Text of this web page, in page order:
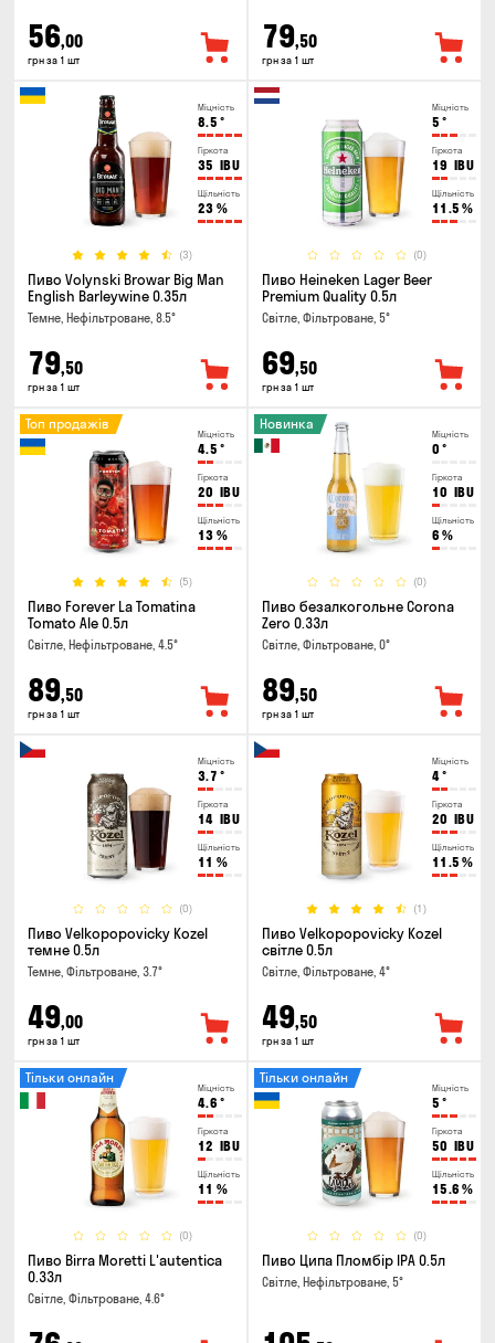
56,00
грн за 1 шт
79,50
грн за 1 шт
Міцність
8.5 °
Гіркота
35 IBU
Щільність
23 %
(3)
Пиво Volynski Browar Big Man
English Barleywine 0.35л
Темне, Нефільтроване, 8.5°
79,50
грн за 1 шт
Міцність
5 °
Гіркота
19 IBU
Щільність
11.5 %
(0)
Пиво Heineken Lager Beer
Premium Quality 0.5л
Світле, Фільтроване, 5°
69,50
грн за 1 шт
Міцність
4.5 °
Гіркота
20 IBU
Щільність
13 %
(5)
Топ продажів
Пиво Forever La Tomatina
Tomato Ale 0.5л
Світле, Нефільтроване, 4.5°
89,50
грн за 1 шт
Міцність
0 °
Гіркота
10 IBU
Щільність
6 %
(0)
Новинка
Пиво безалкогольне Corona
Zero 0.33л
Світле, Фільтроване, 0°
89,50
грн за 1 шт
Міцність
3.7 °
Гіркота
14 IBU
Щільність
11 %
(0)
Пиво Velkopopovicky Kozel
темне 0.5л
Темне, Фільтроване, 3.7°
49,00
грн за 1 шт
Міцність
4°
Гіркота
20 IBU
Щільність
11.5 %
(1)
Пиво Velkopopovicky Kozel
світле 0.5л
Світле, Фільтроване, 4°
49,50
грн за 1 шт
Міцність
4.6 °
Гіркота
12 IBU
Щільність
11 %
(0)
Тільки онлайн
Пиво Birra Moretti L'autentica
0.33л
Світле, Фільтроване, 4.6°
Міцність
5 °
Гіркота
50 IBU
Щільність
15.6 %
(0)
Тільки онлайн
Пиво Ципа Пломбір IPA 0.5л
Світле, Нефільтроване, 5°